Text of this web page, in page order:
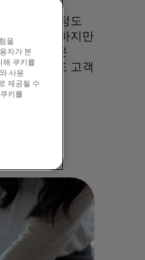
다 의사결정도
아닙니다. 하지만
은 더 좋은
겪으면서도 고객
를 볼 수
을
자가 본
해 쿠키를
사용
제공될 수
키를